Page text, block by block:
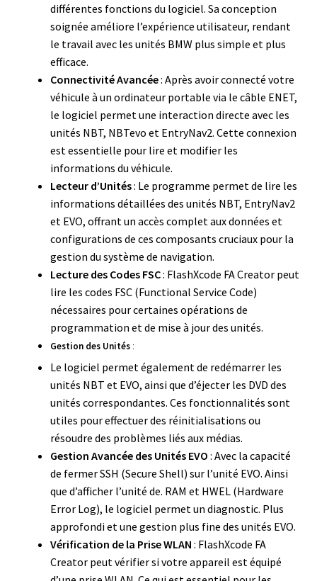
différentes fonctions du logiciel. Sa conception
soignée améliore l’expérience utilisateur, rendant
le travail avec les unités BMW plus simple et plus
efficace.
Connectivité Avancée: Après avoir connecté votre
véhicule à un ordinateur portable via le câble ENET,
le logiciel permet une interaction directe avec les
unités NBT, NBTevo et EntryNav2. Cette connexion
est essentielle pour lire et modifier les
informations du véhicule.
Lecteur d’Unités: Le programme permet de lire les
informations détaillées des unités NBT, EntryNav2
et EVO, offrant un accès complet aux données et
configurations de ces composants cruciaux pour la
gestion du système de navigation.
Lecture des Codes FSC: FlashXcode FA Creator peut
lire les codes FSC (Functional Service Code)
nécessaires pour certaines opérations de
programmation et de mise à jour des unités.
Gestion des Unités:
Le logiciel permet également de redémarrer les
unités NBT et EVO, ainsi que d’éjecter les DVD des
unités correspondantes. Ces fonctionnalités sont
utiles pour effectuer des réinitialisations ou
résoudre des problèmes liés aux médias.
Gestion Avancée des Unités EVO : Avec la capacité
de fermer SSH (Secure Shell) sur l’unité EVO. Ainsi
que d’afficher l’unité de. RAM et HWEL (Hardware
Error Log), le logiciel permet un diagnostic. Plus
approfondi et une gestion plus fine des unités EVO.
Vérification de la Prise WLAN : FlashXcode FA
Creator peut vérifier si votre appareil est équipé